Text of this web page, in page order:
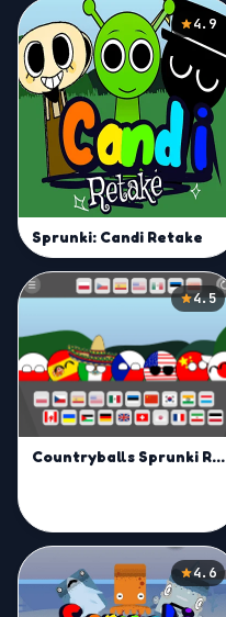
4.9
Sprunki: Candi Retake
4.5
Countryballs Sprunki Retake
4.6